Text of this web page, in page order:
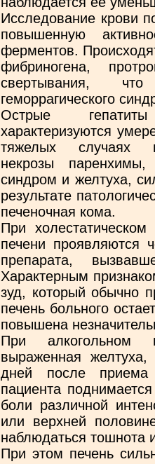
Исследование крови
повышенную
ферментов.
фибриногена,
свертывания,
геморрагического
Острые
характеризуются
тяжелых случаях
некрозы паренхимы,
синдром и желтуха,
результате
печеночная кома.
При
печени проявляются
препарата,
Характерным
зуд, который обычно
печень больного
повышена
При алкогольном
выраженная
дней после
пациента
боли различной
или верхней
наблюдаться тошнота
При этом печень